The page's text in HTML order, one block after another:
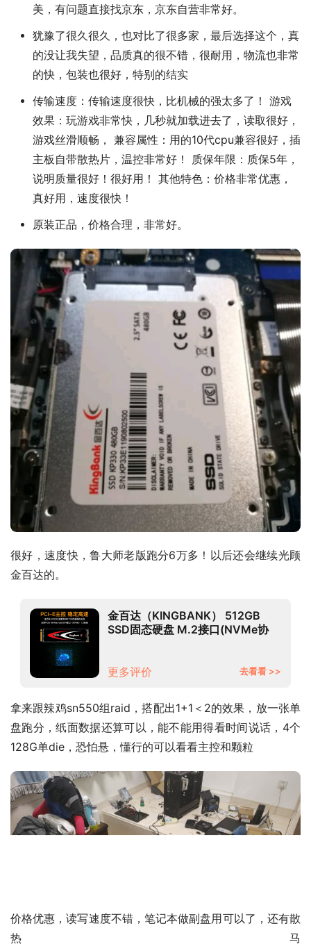
美，有问题直接找京东，京东自营非常好。
犹豫了很久很久，也对比了很多家，最后选择这个，真
的没让我失望，品质真的很不错，很耐用，物流也非常
的快，包装也很好，特别的结实
传输速度：传输速度很快，比机械的强太多了！ 游戏
效果：玩游戏非常快，几秒就加载进去了，读取很好，
游戏丝滑顺畅， 兼容属性：用的10代cpu兼容很好，插
主板自带散热片，温控非常好！ 质保年限：质保5年，
说明质量很好！很好用！ 其他特色：价格非常优惠，
真好用，速度很快！
原装正品，价格合理，非常好。
很好，速度快，鲁大师老版跑分6万多！以后还会继续光顾
金百达的。
金百达（KINGBANK） 512GB
SSD固态硬盘 M.2接口(NVMe协
更多评价 去看看 >>
拿来跟辣鸡sn550组raid，搭配出1+1＜2的效果，放一张单
盘跑分，纸面数据还算可以，能不能用得看时间说话，4个
128G单die，恐怕悬，懂行的可以看看主控和颗粒
价格优惠，读写速度不错，笔记本做副盘用可以了，还有散
热马